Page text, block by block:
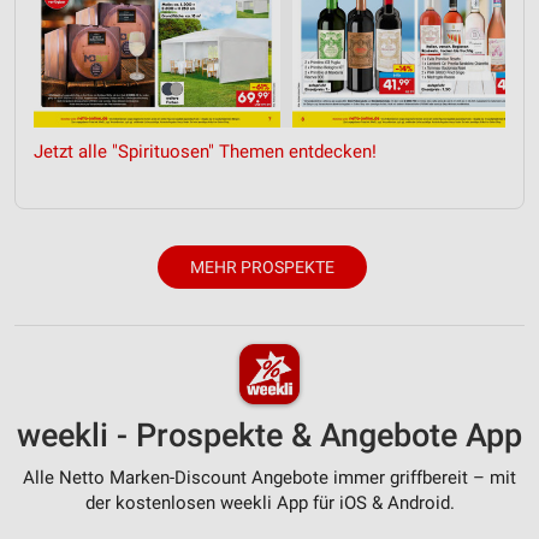
Jetzt alle "Spirituosen" Themen entdecken!
MEHR PROSPEKTE
weekli - Prospekte & Angebote App
Alle Netto Marken-Discount Angebote immer griffbereit – mit
der kostenlosen weekli App für iOS & Android.
Analyse von Zielgruppen durch Statistiken oder
Kombinationen von Daten aus verschiedenen
Quellen
Entwicklung und Verbesserung der Angebote
Verwendung genauer Standortdaten
Informationen identifizieren
Notwendig
Performance